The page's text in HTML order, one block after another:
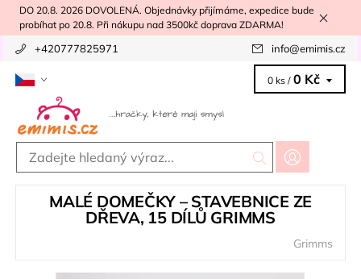
DO 20.8. 2026 DOVOLENÁ. Objednávky přijímáme, expedice bude
probíhat po 20.8. Při nákupu nad 3500kč doprava ZDARMA!
+420777825971 info@emimis.cz
0 ks / 0 Kč
MALÉ DOMEČKY – STAVEBNICE ZE
DŘEVA, 15 DÍLŮ GRIMMS
Grimms